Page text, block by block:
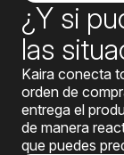
¿Y si
las
Kaira conecta
orden de
entrega el
de manera
que puedes